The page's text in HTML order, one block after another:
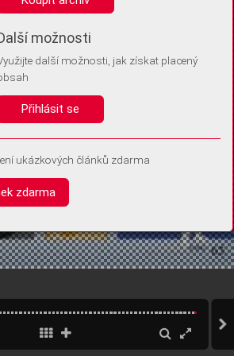
že se jedná o stejné zařízení, a
si ukládáme do vašeho zařízení, abychom se
Můžete je kdykoli později upravit ve Správě
možnosti
další možnosti, jak získat placený
Přihlásit se
ukázkových článků zdarma
zdarma